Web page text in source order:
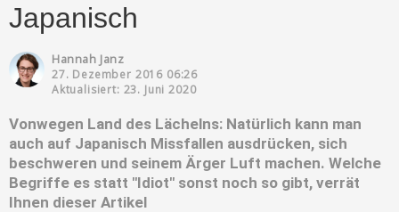
Japanisch
Hannah Janz
27. Dezember 2016 06:26
Aktualisiert: 23. Juni 2020
Vonwegen Land des Lächelns: Natürlich kann man
auch auf Japanisch Missfallen ausdrücken, sich
beschweren und seinem Ärger Luft machen. Welche
Begriffe es statt "Idiot" sonst noch so gibt, verrät
Ihnen dieser Artikel